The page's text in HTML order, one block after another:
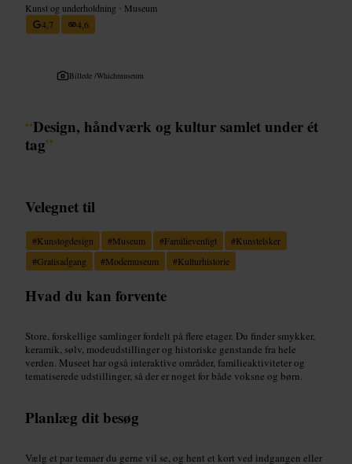
Kunst og underholdning • Museum
4,7
4,6
Billede /Whichmuseum
“Design, håndværk og kultur samlet under ét
tag”
Velegnet til
#Kunstogdesign #Museum #Familievenligt #Kunstelsker
#Gratisadgang #Modemuseum #Kulturhistorie
Hvad du kan forvente
Store, forskellige samlinger fordelt på flere etager. Du finder smykker,
keramik, sølv, modeudstillinger og historiske genstande fra hele
verden. Museet har også interaktive områder, familieaktiviteter og
tematiserede udstillinger, så der er noget for både voksne og børn.
Planlæg dit besøg
Vælg et par temaer du gerne vil se, og hent et kort ved indgangen eller